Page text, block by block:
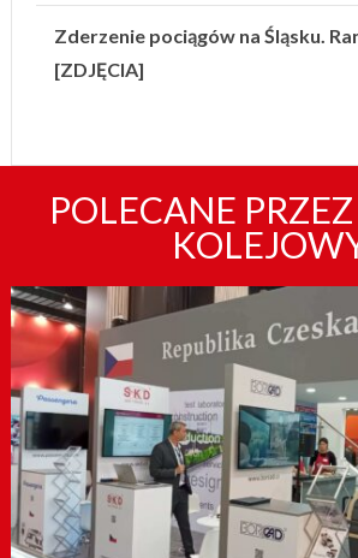
Zderzenie pociągów na Śląsku.
[ZDJĘCIA]
POLECANE